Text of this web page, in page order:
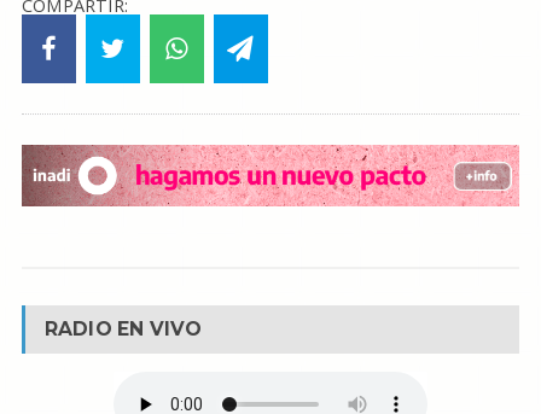
COMPARTIR:
RADIO EN VIVO